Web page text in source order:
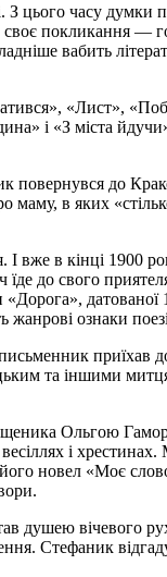
цього часу
покликання —
вабить
«Лист»,
і «З міста
до
в яких
І вже в кінці 1900
до свого
жанрові ознаки
приїхав
та іншими
Ольгою
і
його новел «Моє
душею вічевого
Стефаник